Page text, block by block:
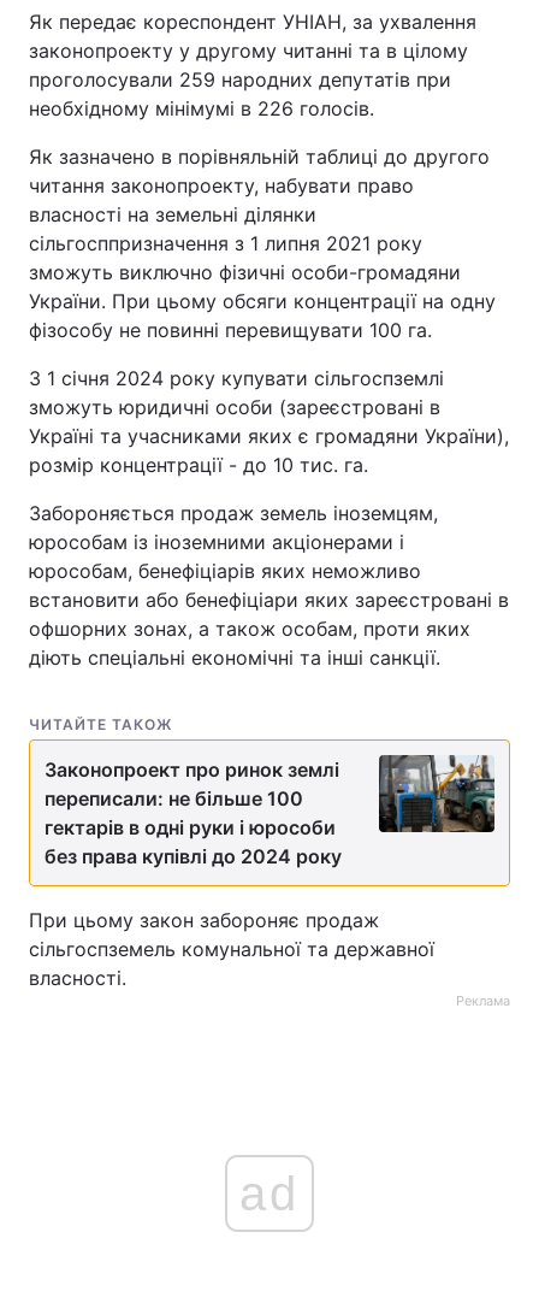
Спорт Наука
Техно і зв'язок Лайт
Здоров'я Туризм
Цікавинки Погода
Екологія
Лонгріди
Відео з Youtube Статті
Інтерв'ю Думки
Архів Вакансії
Контакти
Послуги
Тема оформлення
Як передає кореспондент УНІАН, за ухвалення
законопроекту у другому читанні та в цілому
проголосували 259 народних депутатів при
необхідному мінімумі в 226 голосів.
Як зазначено в порівняльній таблиці до другого
читання законопроекту, набувати право
власності на земельні ділянки
сільгосппризначення з 1 липня 2021 року
зможуть виключно фізичні особи-громадяни
України. При цьому обсяги концентрації на одну
фізособу не повинні перевищувати 100 га.
З 1 січня 2024 року купувати сільгоспземлі
зможуть юридичні особи (зареєстровані в
Україні та учасниками яких є громадяни України),
розмір концентрації - до 10 тис. га.
Забороняється продаж земель іноземцям,
юрособам із іноземними акціонерами і
юрособам, бенефіціарів яких неможливо
встановити або бенефіціари яких зареєстровані в
офшорних зонах, а також особам, проти яких
діють спеціальні економічні та інші санкції.
ЧИТАЙТЕ ТАКОЖ
Законопроект про ринок землі
переписали: не більше 100
гектарів в одні руки і юрособи
без права купівлі до 2024 року
При цьому закон забороняє продаж
сільгоспземель комунальної та державної
власності.
Реклама
ad